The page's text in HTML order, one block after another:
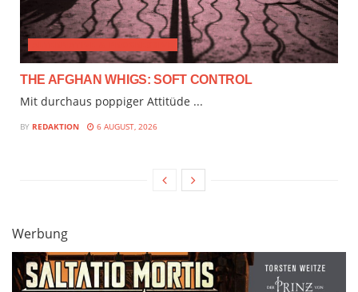
THE AFGHAN WHIGS: SOFT CONTROL
Mit durchaus poppiger Attitüde ...
BY REDAKTION 6 AUGUST, 2026
Werbung